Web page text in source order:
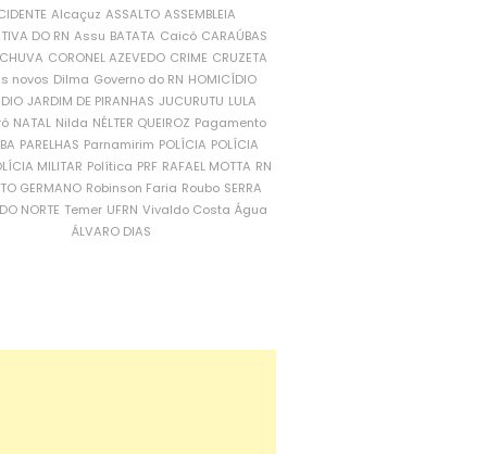
Alcaçuz ASSALTO ASSEMBLEIA
DO RN Assu BATATA Caicó CARAÚBAS
CORONEL AZEVEDO CRIME CRUZETA
novos Dilma Governo do RN HOMICÍDIO
JARDIM DE PIRANHAS JUCURUTU LULA
NATAL Nilda NÉLTER QUEIROZ Pagamento
PARELHAS Parnamirim POLÍCIA POLÍCIA
MILITAR Política PRF RAFAEL MOTTA RN
GERMANO Robinson Faria Roubo SERRA
NORTE Temer UFRN Vivaldo Costa Água
ÁLVARO DIAS